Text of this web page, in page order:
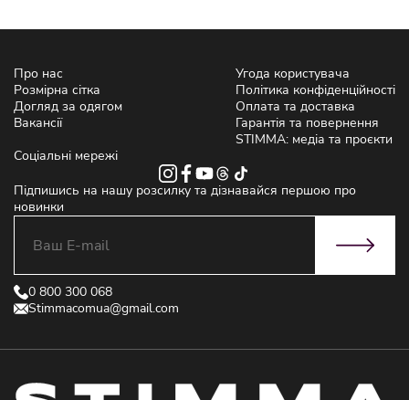
Про нас
Розмірна сітка
Догляд за одягом
Вакансії
Угода користувача
Політика конфіденційності
Оплата та доставка
Гарантія та повернення
STIMMA: медіа та проєкти
Соціальні мережі
Підпишись на нашу розсилку та дізнавайся першою про
новинки
0 800 300 068
Stimmacomua@gmail.com